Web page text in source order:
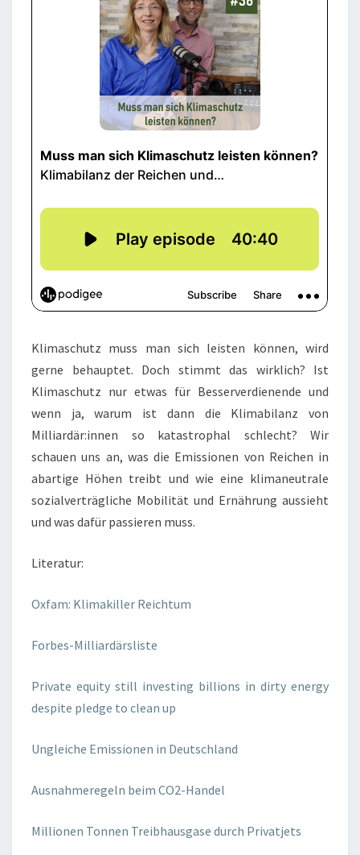
Klimaschutz muss man sich leisten können, wird
gerne behauptet. Doch stimmt das wirklich? Ist
Klimaschutz nur etwas für Besserverdienende und
wenn ja, warum ist dann die Klimabilanz von
Milliardär:innen so katastrophal schlecht? Wir
schauen uns an, was die Emissionen von Reichen in
abartige Höhen treibt und wie eine klimaneutrale
sozialverträgliche Mobilität und Ernährung aussieht
und was dafür passieren muss.
Literatur:
Oxfam: Klimakiller Reichtum
Forbes-Milliardärsliste
Private equity still investing billions in dirty energy
despite pledge to clean up
Ungleiche Emissionen in Deutschland
Ausnahmeregeln beim CO2-Handel
Millionen Tonnen Treibhausgase durch Privatjets